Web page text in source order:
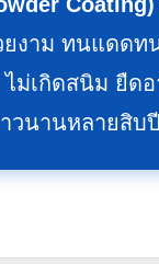
งาม ทนแดดท
ม่เกิดสนิม ยืด
วนานหลายสิบ